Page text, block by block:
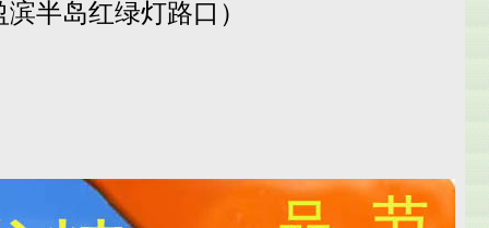
半岛红绿灯路口）